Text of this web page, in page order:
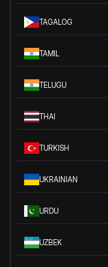
TAGALOG
TAMIL
TELUGU
THAI
TURKISH
UKRAINIAN
URDU
UZBEK